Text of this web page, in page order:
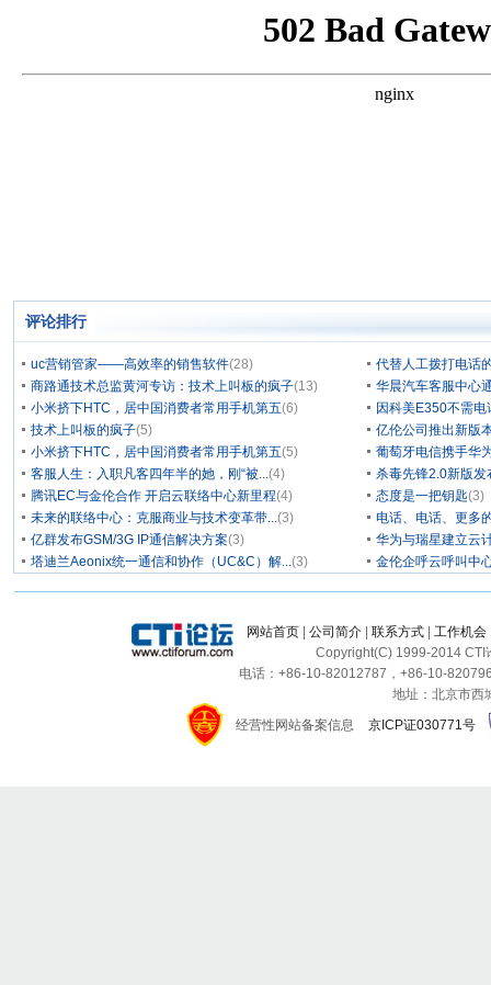
评论排行
uc营销管家——高效率的销售软件(28)
代替人工拨打电话
商路通技术总监黄河专访：技术上叫板的疯子(13)
华晨汽车客服中心
小米挤下HTC，居中国消费者常用手机第五(6)
因科美E350不需
技术上叫板的疯子(5)
亿伦公司推出新版
小米挤下HTC，居中国消费者常用手机第五(5)
葡萄牙电信携手华
客服人生：入职凡客四年半的她，刚“被...(4)
杀毒先锋2.0新版发
腾讯EC与金伦合作 开启云联络中心新里程(4) 态度是一把钥匙(3)
未来的联络中心：克服商业与技术变革带...(3)
电话、电话、更多
亿群发布GSM/3G IP通信解决方案(3)
华为与瑞星建立云
塔迪兰Aeonix统一通信和协作（UC&C）解...(3) 金伦企呼云呼叫中
网站首页 公司简介 联系方式 工作机会
Copyright(C) 1999-2014 CTI
电话：+86-10-82012787，+86-10-
地址：北京市西
经营性网站备案信息
京ICP证030771号